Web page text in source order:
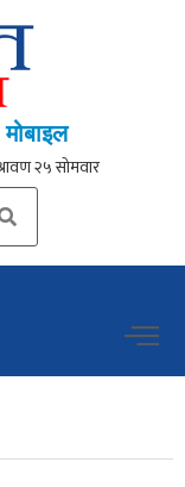
मोबाइल